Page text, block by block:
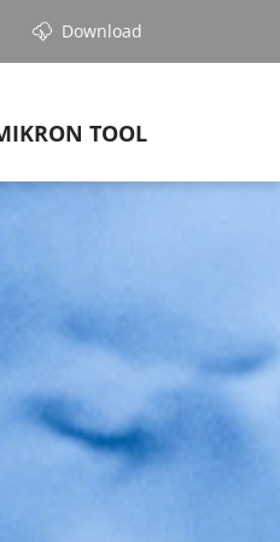
Download
TOOL